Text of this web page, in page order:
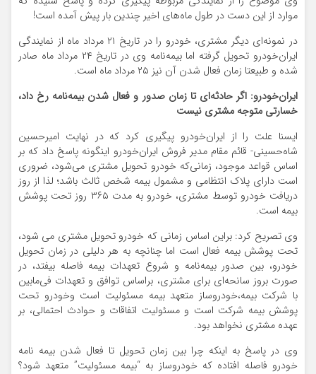
موارد از این دست در طول ماه‌های اخیر چندین بار پیش آمده است!
در نمونه‌ای دیگر مشتری، خودرو را در تاریخ ۲۱ مرداد ماه از نمایندگی
ایران‌خودرو تحویل گرفته اما بیمه‌نامه وی در تاریخ ۲۴ مرداد ماه صادر
شده و طبیعتا زمان فعال شدن آن نیز ۲۵ مرداد ماه است.
ایران‌خودرو: اگر حادثه‌ای تا زمان صدور و فعال شدن بیمه‌نامه رخ داد،
خسارتی متوجه مشتری نیست
ایسنا علت را از ایران‌خودرو پیگیری کرد که در نهایت امیرحسین
شاه‌حسینی- قائم مقام مدیر فروش ایران‌خودرو اینگونه پاسخ داد که بر
اساس قواعد موجود، زمانی‌که خودرو تحویل مشتری می‌شود، ضروری
است دارای پلاک انتظامی و مشمول بیمه شخص ثالث باشد؛ لذا از روز
دریافت خودرو توسط مشتری، خودرو به مدت ۳۶۵ روز تحت پوشش
بیمه است.
وی تصریح کرد: براین اساس زمانی که خودرو تحویل مشتری می شود،
تحت پوشش بیمه‌ فعال است اما چنانچه به هر دلیلی در زمان تحویل
خودرو، بین صدور بیمه‌نامه و شروع تعهدات بیمه فاصله بیفتد، در
صورت بروز سانحه‌ای برای مشتری، براساس توافق و تعهدات فی‌مابین
با شرکت بیمه،خودروساز متعهد بیمه مسئولیت است وخودرو تحت
پوشش بیمه شرکت است و مسئولیت اتفاقات و حوادث احتمالی، بر
عهده مشتری نخواهد بود.
وی در پاسخ به اینکه چرا بین زمان تحویل تا فعال شدن بیمه نامه
خودرو فاصله افتاده که خودروساز به “بیمه مسئولیت” متعهد شود؟